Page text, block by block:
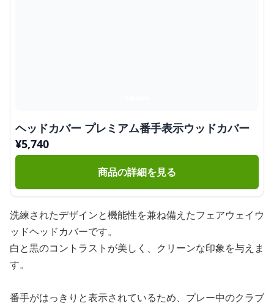
ヘッドカバー プレミアム番手表示ウッドカバー
¥5,740
商品の詳細を見る
洗練されたデザインと機能性を兼ね備えたフェアウェイウ
ッドヘッドカバーです。
白と黒のコントラストが美しく、クリーンな印象を与えま
す。
番手がはっきりと表示されているため、プレー中のクラブ